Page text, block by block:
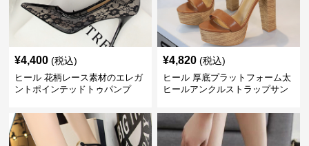
¥4,400 (税込)
ヒール 花柄レース素材のエレガ
ントポインテッドトゥパンプ
¥4,820 (税込)
ヒール 厚底プラットフォーム太
ヒールアンクルストラップサン